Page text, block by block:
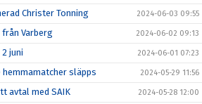
Christer Tonning 2024-06-03 09:55
Varberg 2024-06-02 09:13
juni 2024-06-01 07:23
släpps 2024-05-29 11:56
avtal med SAIK 2024-05-28 12:00